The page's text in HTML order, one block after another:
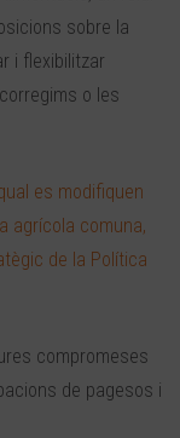
sobre la
i flexibilitzar
o les
es modifiquen
agrícola comuna,
de la Política
compromeses
de pagesos i